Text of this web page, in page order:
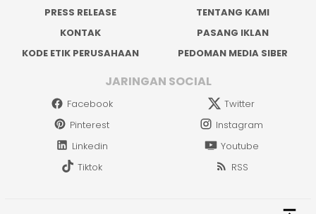
PRESS RELEASE
TENTANG KAMI
KONTAK
PASANG IKLAN
KODE ETIK PERUSAHAAN
PEDOMAN MEDIA SIBER
JARINGAN SOCIAL
Facebook
Twitter
Pinterest
Instagram
Linkedin
Youtube
Tiktok
RSS